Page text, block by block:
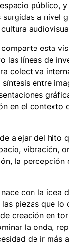
público, y
a nivel
comparte esta
las líneas de
colectiva
entre
en el contexto
alejar del hito
vibración,
la percepción
nace con la idea
piezas que lo
creación en
la onda,
de ir más